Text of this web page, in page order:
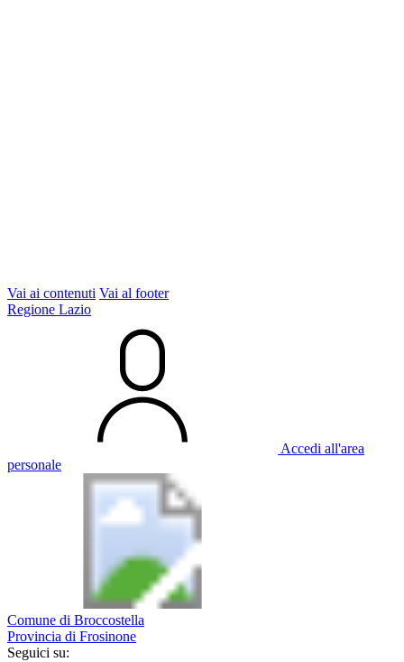
Vai ai contenuti Vai al footer
Regione Lazio
Accedi all'area
personale
Comune di Broccostella
Provincia di Frosinone
Seguici su: